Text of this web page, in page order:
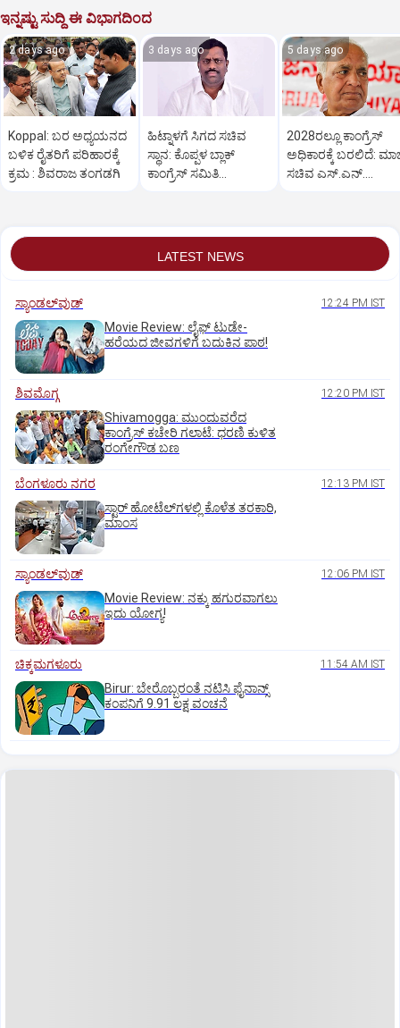
ಇನ್ನಷ್ಟು ಸುದ್ದಿ ಈ ವಿಭಾಗದಿಂದ
2 days ago
Koppal: ಬರ ಅಧ್ಯಯನದ
ಬಳಿಕ ರೈತರಿಗೆ ಪರಿಹಾರಕ್ಕೆ
ಕ್ರಮ : ಶಿವರಾಜ ತಂಗಡಗಿ
3 days ago
ಹಿಟ್ನಾಳಗೆ ಸಿಗದ ಸಚಿವ
ಸ್ಥಾನ: ಕೊಪ್ಪಳ ಬ್ಲಾಕ್
ಕಾಂಗ್ರೆಸ್ ಸಮಿತಿ
5 days ago
2028ರಲ್ಲೂ ಕಾಂಗ್ರೆಸ್
ಅಧಿಕಾರಕ್ಕೆ ಬರಲಿದೆ:
ಸಚಿವ ಎಸ್.ಎನ್.
LATEST NEWS
ಸ್ಯಾಂಡಲ್‌ವುಡ್‌ 12:24 PM IST
Movie Review: ಲೈಫ್‌ ಟುಡೇ-
ಹರೆಯದ ಜೀವಗಳಿಗೆ ಬದುಕಿನ ಪಾಠ!
ಶಿವಮೊಗ್ಗ 12:20 PM IST
Shivamogga: ಮುಂದುವರೆದ
ಕಾಂಗ್ರೆಸ್ ಕಚೇರಿ ಗಲಾಟೆ: ಧರಣಿ ಕುಳಿತ
ರಂಗೇಗೌಡ ಬಣ
ಬೆಂಗಳೂರು ನಗರ 12:13 PM IST
ಸ್ಟಾರ್‌ ಹೋಟೆಲ್‌ಗ‌ಳಲ್ಲಿ ಕೊಳೆತ ತರಕಾರಿ,
ಮಾಂಸ
ಸ್ಯಾಂಡಲ್‌ವುಡ್‌ 12:06 PM IST
Movie Review: ನಕ್ಕು ಹಗುರವಾಗಲು
ಇದು ಯೋಗ್ಯ!
ಚಿಕ್ಕಮಗಳೂರು 11:54 AM IST
Birur: ಬೇರೊಬ್ಬರಂತೆ ನಟಿಸಿ ಫೈನಾನ್ಸ್
ಕಂಪನಿಗೆ 9.91 ಲಕ್ಷ ವಂಚನೆ